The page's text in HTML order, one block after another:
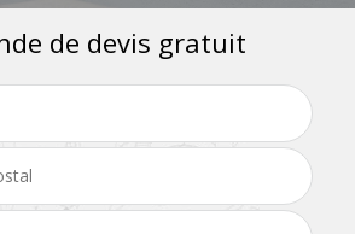
de devis gratuit